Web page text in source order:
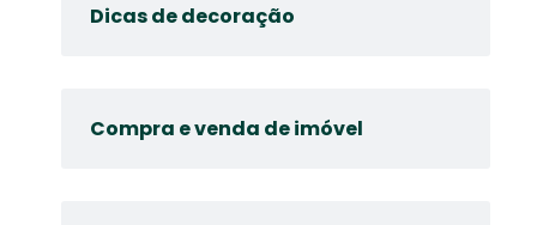
Dicas de decoração
Compra e venda de imóvel